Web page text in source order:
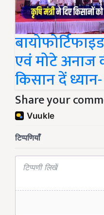
एवं मोटे अनाज
किसान दें
Share your